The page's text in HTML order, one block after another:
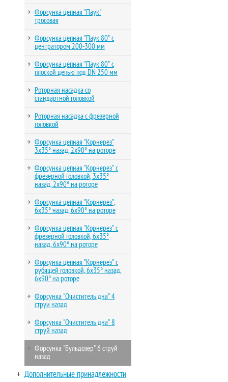
Форсунка цепная "Паук"
тросовая
Форсунка цепная "Паук 80" с
центратором 200-300 мм
Форсунка цепная "Паук 80" с
плоской цепью под DN 250 мм
Роторная насадка со
стандартной головкой
Роторная насадка с фрезерной
головкой
Форсунка цепная "Корнерез"
3х35° назад, 2х90° на роторе
Форсунка цепная "Корнерез" с
фрезерной головкой, 3х35°
назад, 2х90° на роторе
Форсунка цепная "Корнерез",
6х35° назад, 6х90° на роторе
Форсунка цепная "Корнерез" c
фрезерной головкой, 6х35°
назад, 6х90° на роторе
Форсунка цепная "Корнерез" c
рубящей головкой, 6х35° назад,
6х90° на роторе
Форсунка "Очиститель дна" 4
струи назад
Форсунка "Очиститель дна" 8
струй назад
Форсунка "Бульдозер" 6 струй
назад
Дополнительные принадлежности